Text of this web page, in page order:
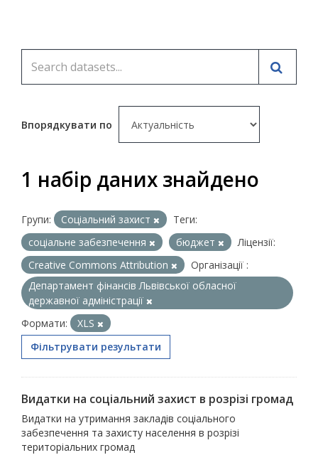
Впорядкувати по
1 набір даних знайдено
Групи: Соціальний захист
Теги:
соціальне забезпечення
бюджет
Ліцензії:
Creative Commons Attribution
Організації :
Департамент фінансів Львівської обласної
державної адміністрації
Формати:
XLS
Фільтрувати результати
Видатки на соціальний захист в розрізі громад
Видатки на утримання закладів соціального
забезпечення та захисту населення в розрізі
територіальних громад